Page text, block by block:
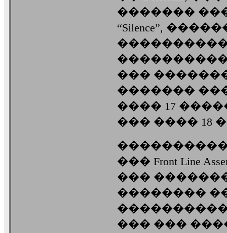
�������
“Silence”,
���
�������
���� 17
��� ���� 18
��� Front Line
���
�������� ���,
��� ���